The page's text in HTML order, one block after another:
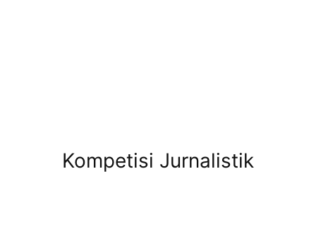
Kompetisi Jurnalistik